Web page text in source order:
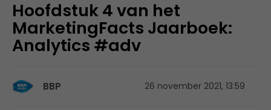
Hoofdstuk 4 van het
MarketingFacts Jaarboek:
Analytics #adv
BBP 26 november 2021, 13:59